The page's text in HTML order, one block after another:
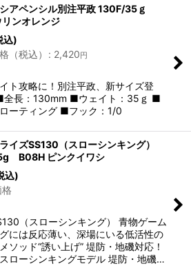
アペンシル別注平政 130F/35ｇ
ンオレンジ
込)
（税込）
: 2,420 円
ト攻略に！別注平政、新サイズ登
長：130mm ■ウェイト：35ｇ ■
ーティング ■フック：1/0
イズSS130（スローシンキング）
B08H ピンクイワシ
込)
（スローシンキング） 青物ゲーム
には反応薄い、深場にいる低活性の
ソッド“誘い上げ” 堤防・地磯対応！
ローシンキングモデル 堤防・地磯…